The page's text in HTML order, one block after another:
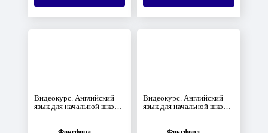
Видеокурс. Английский
язык для начальной школы.
Уровень Pre-Intermediate
Видеокурс. Английский
язык для начальной школы.
English Lab: творчество